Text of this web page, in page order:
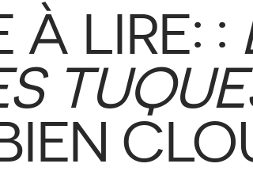
À LIRE: :